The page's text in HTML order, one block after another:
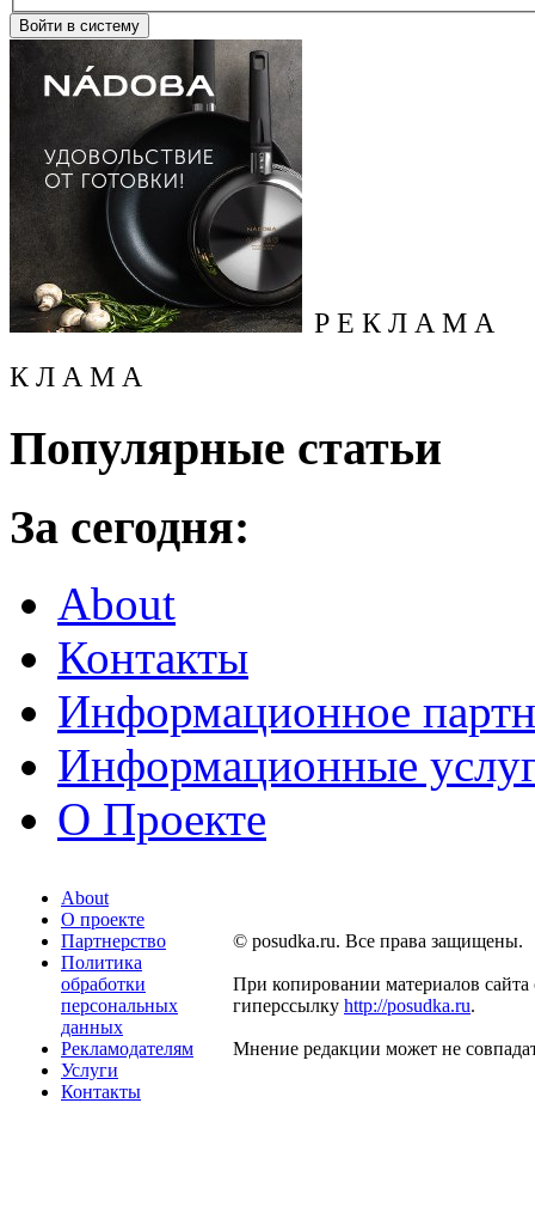
Р Е К Л А М А
К Л А М А
Популярные статьи
За сегодня:
About
Контакты
Информационное
Информационные
О Проекте
About
О проекте
Партнерство
Политика
обработки
персональных
данных
Рекламодателям
Услуги
Контакты
© posudka.ru. Все права защищены.
При копировании материалов сайта
гиперссылку http://posudka.ru.
Мнение редакции может не